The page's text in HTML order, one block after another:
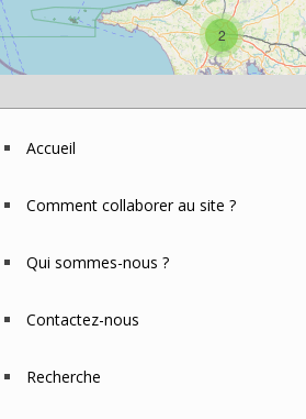
2
FooterAccueil
Comment collaborer au site ?
Qui sommes-nous ?
Contactez-nous
Recherche